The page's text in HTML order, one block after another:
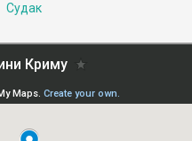
Судак